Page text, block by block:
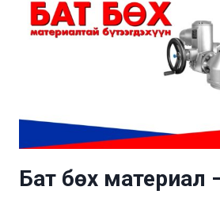
Бат бөх материал